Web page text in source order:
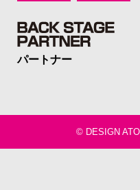
パートナー
© DESIGN